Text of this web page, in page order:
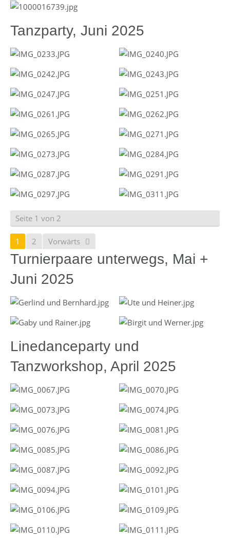
Tanzparty, Juni 2025
Seite 1 von 2
1 2 Vorwärts
Turnierpaare unterwegs, Mai +
Juni 2025
Linedanceparty und
Tanzworkshop, April 2025